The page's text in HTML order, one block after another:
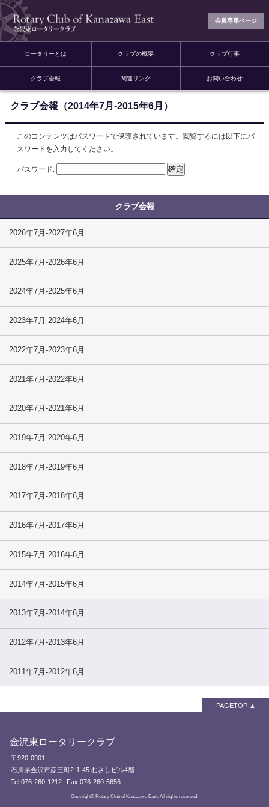
会員専用ページ
ロータリーとは クラブの概要 クラブ行事
クラブ会報 関連リンク お問い合わせ
クラブ会報（2014年7月-2015年6月）
このコンテンツはパスワードで保護されています。閲覧するには以下にパ
スワードを入力してください。
パスワード:
2026年7月-2027年6月
2025年7月-2026年6月
2024年7月-2025年6月
2023年7月-2024年6月
2022年7月-2023年6月
2021年7月-2022年6月
2020年7月-2021年6月
2019年7月-2020年6月
2018年7月-2019年6月
2017年7月-2018年6月
2016年7月-2017年6月
2015年7月-2016年6月
2014年7月-2015年6月
2013年7月-2014年6月
2012年7月-2013年6月
2011年7月-2012年6月
PAGETOP
金沢東ロータリークラブ
〒920-0901
石川県金沢市彦三町2-1-45 むさしビル4階
Tel 076-260-1212
Fax 076-260-5656
Copyright© Rotary Club of Kanazawa East. All rights reserved.